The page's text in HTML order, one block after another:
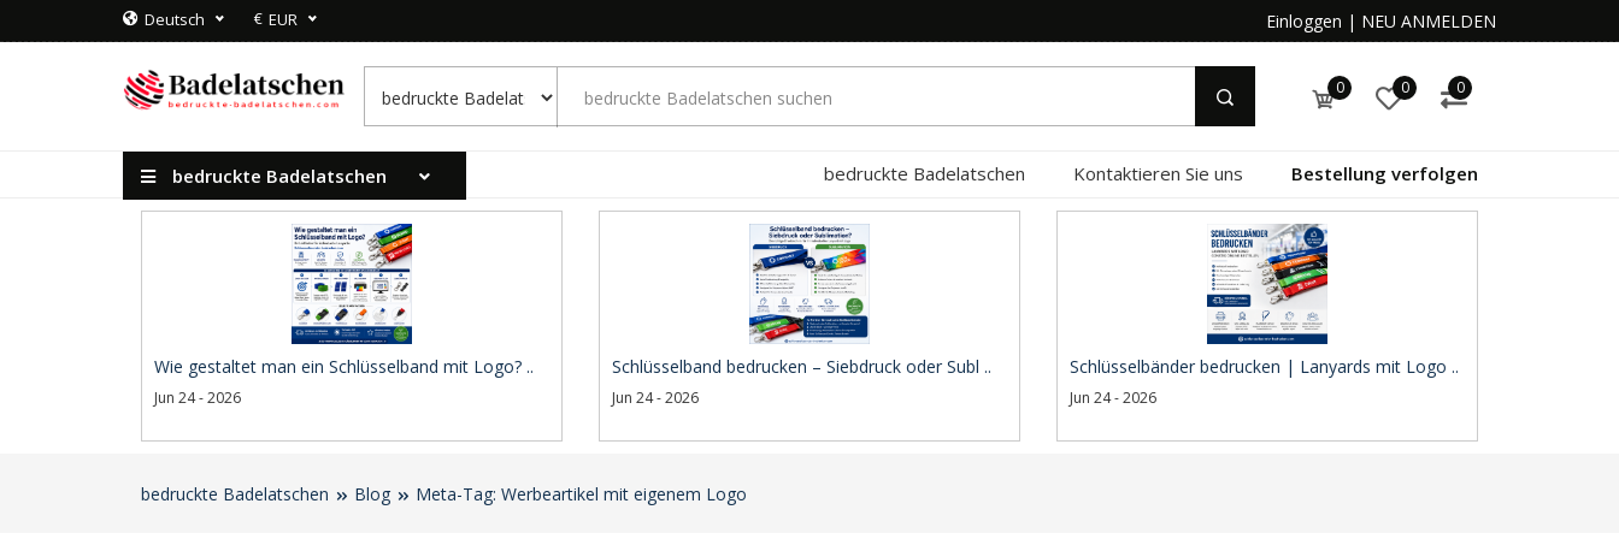
Deutsch € EUR Einloggen | NEU ANMELDEN
0 0 0
bedruckte Badelatschen bedruckte Badelatschen Kontaktieren Sie uns Bestellung verfolgen
Wie gestaltet man ein Schlüsselband mit Logo? ..
Jun 24 - 2026
Schlüsselband bedrucken – Siebdruck oder Subl ..
Jun 24 - 2026
Schlüsselbänder bedrucken | Lanyards mit Logo ..
Jun 24 - 2026
bedruckte Badelatschen Blog Meta-Tag: Werbeartikel mit eigenem Logo